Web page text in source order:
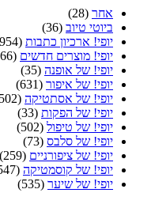
אחר (28)
ביוטי טיוב (36)
יופי! ארכיון כתבות (954)
יופי! מוצרים חדשים (2,566)
יופי! של אופנה (35)
יופי! של איפור (631)
יופי! של אסתטיקה (502)
יופי! של הפקות (33)
יופי! של טיפול (502)
יופי! של סלבס (73)
יופי! של ציפורניים (259)
יופי! של קוסמטיקה (547)
יופי! של שיער (535)